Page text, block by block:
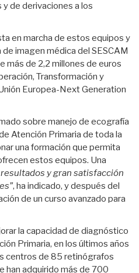
de derivaciones a los
en marcha de estos equipos y
imagen médica del SESCAM
más de 2,2 millones de euros
Transformación y
Europea-Next Generation
sobre manejo de ecografía
Atención Primaria de toda la
una formación que permita
estos equipos. Una
y gran satisfacción
, ha indicado, y después del
de un curso avanzado para
la capacidad de diagnóstico
Primaria, en los últimos años
centros de 85 retinógrafos
han adquirido más de 700